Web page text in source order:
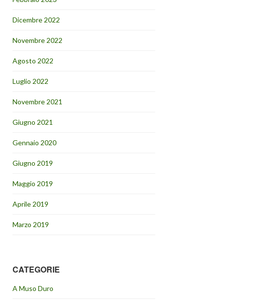
Dicembre 2022
Novembre 2022
Agosto 2022
Luglio 2022
Novembre 2021
Giugno 2021
Gennaio 2020
Giugno 2019
Maggio 2019
Aprile 2019
Marzo 2019
CATEGORIE
A Muso Duro